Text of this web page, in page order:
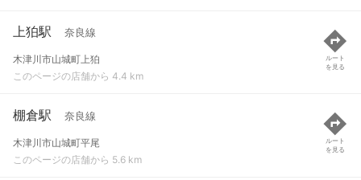
上狛駅 奈良線
木津川市山城町上狛
このページの店舗から 4.4 km
ルート
を見る
棚倉駅 奈良線
木津川市山城町平尾
このページの店舗から 5.6 km
ルート
を見る